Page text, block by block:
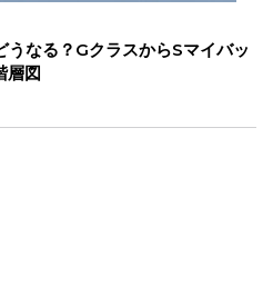
なる？GクラスからSマイバッ
層図